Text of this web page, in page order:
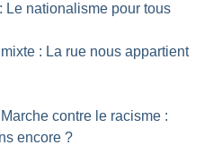
Le nationalisme pour tous
: La rue nous appartient
contre le racisme :
encore ?